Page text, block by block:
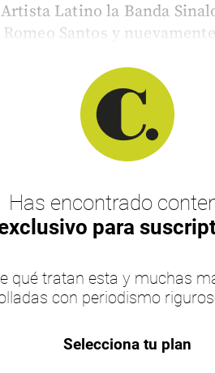
Latino la Banda
Santos y
Has encontrado
para
qué tratan esta y muchas
con periodismo
Selecciona tu plan